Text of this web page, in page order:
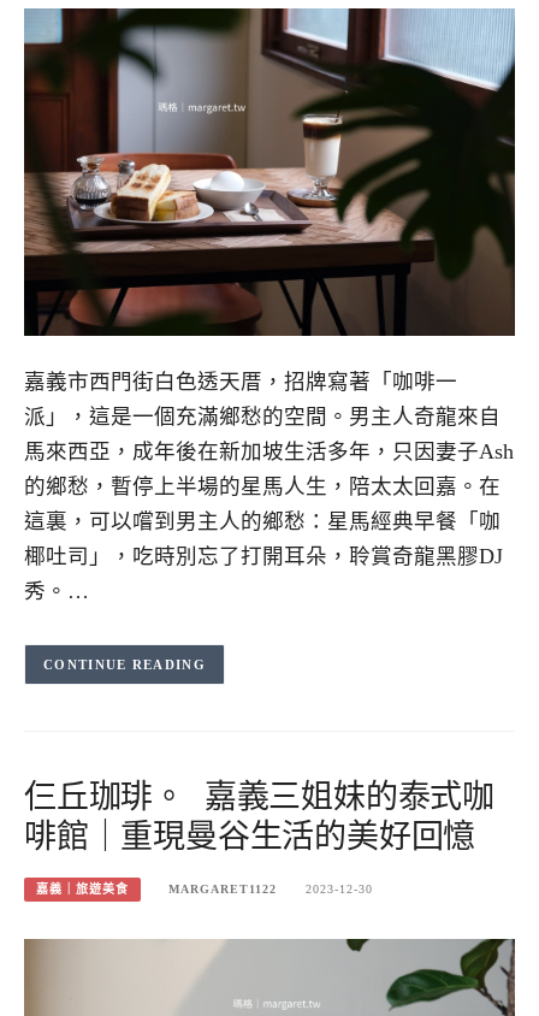
嘉義市西門街白色透天厝，招牌寫著「咖啡一
派」，這是一個充滿鄉愁的空間。男主人奇龍來自
馬來西亞，成年後在新加坡生活多年，只因妻子Ash
的鄉愁，暫停上半場的星馬人生，陪太太回嘉。在
這裏，可以嚐到男主人的鄉愁：星馬經典早餐「咖
椰吐司」，吃時別忘了打開耳朵，聆賞奇龍黑膠DJ
秀。…
CONTINUE READING
仨丘珈琲。 嘉義三姐妹的泰式咖
啡館｜重現曼谷生活的美好回憶
嘉義｜旅遊美食 MARGARET1122 2023-12-30